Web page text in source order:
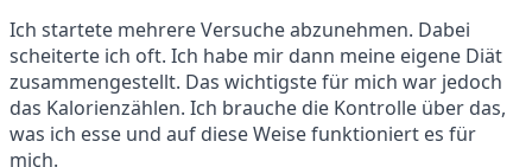
Ich startete mehrere Versuche abzunehmen. Dabei
scheiterte ich oft. Ich habe mir dann meine eigene Diät
zusammengestellt. Das wichtigste für mich war jedoch
das Kalorienzählen. Ich brauche die Kontrolle über das,
was ich esse und auf diese Weise funktioniert es für
mich.